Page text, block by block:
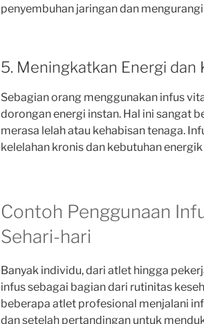
penyembuhan jaringan dan
5. Meningkatkan Energi dan
Sebagian orang menggunakan infus
dorongan energi instan. Hal ini sangat
merasa lelah atau kehabisan tenaga.
kelelahan kronis dan kebutuhan
Contoh Penggunaan
Sehari-hari
Banyak individu, dari atlet hingga
infus sebagai bagian dari rutinitas
beberapa atlet profesional menjalani
dan setelah pertandingan untuk